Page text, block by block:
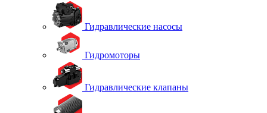
Гидравлические насосы
Гидромоторы
Гидравлические клапаны